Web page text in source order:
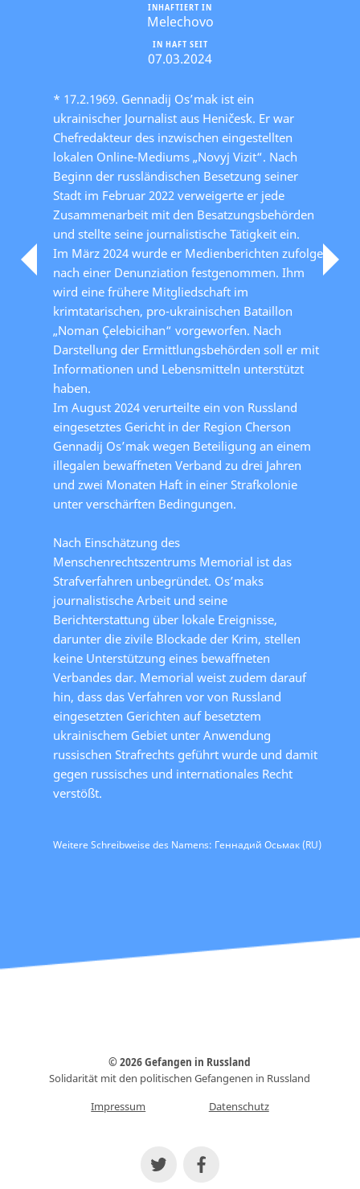
IN HAFT SEIT
07.03.2024
INHAFTIERT IN
Melechovo
* 17.2.1969. Gennadij Os’mak ist ein
ukrainischer Journalist aus Heničesʹk. Er war
Chefredakteur des inzwischen eingestellten
lokalen Online-Mediums „Novyj Vizit“. Nach
Beginn der russländischen Besetzung seiner
Stadt im Februar 2022 verweigerte er jede
Zusammenarbeit mit den Besatzungsbehörden
und stellte seine journalistische Tätigkeit ein.
Im März 2024 wurde er Medienberichten zufolge
nach einer Denunziation festgenommen. Ihm
wird eine frühere Mitgliedschaft im
krimtatarischen, pro-ukrainischen Bataillon
„Noman Çelebicihan“ vorgeworfen. Nach
Darstellung der Ermittlungsbehörden soll er mit
Informationen und Lebensmitteln unterstützt
haben.
Im August 2024 verurteilte ein von Russland
eingesetztes Gericht in der Region Cherson
Gennadij Os’mak wegen Beteiligung an einem
illegalen bewaffneten Verband zu drei Jahren
und zwei Monaten Haft in einer Strafkolonie
unter verschärften Bedingungen.
Nach Einschätzung des
Menschenrechtszentrums Memorial ist das
Strafverfahren unbegründet. Os’maks
journalistische Arbeit und seine
Berichterstattung über lokale Ereignisse,
darunter die zivile Blockade der Krim, stellen
keine Unterstützung eines bewaffneten
Verbandes dar. Memorial weist zudem darauf
hin, dass das Verfahren vor von Russland
eingesetzten Gerichten auf besetztem
ukrainischem Gebiet unter Anwendung
russischen Strafrechts geführt wurde und damit
gegen russisches und internationales Recht
verstößt.
Weitere Schreibweise des Namens: Геннадий Осьмак (RU)
© 2026 Gefangen in Russland
Solidarität mit den politischen Gefangenen in Russland
Impressum
Datenschutz